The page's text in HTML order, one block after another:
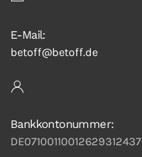
E-Mail:
betoff@betoff.de
Bankkontonummer:
DE07100110012629312437